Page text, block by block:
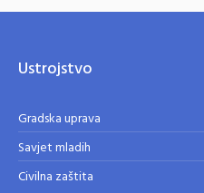
Ustrojstvo
Gradska uprava
Savjet mladih
Civilna zaštita